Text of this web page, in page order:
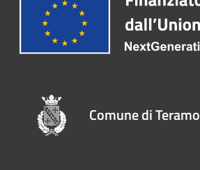
Comune di Teramo